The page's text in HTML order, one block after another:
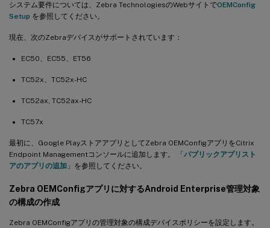
システム要件については、Zebra TechnologiesのWebサイトでOEMConfig
Setup を参照してください。
現在、次のZebraデバイスがサポートされています：
EC50、EC55、ET56
TC52x、TC52x-HC
TC52ax, TC52ax-HC
TC57x
最初に、Google PlayストアアプリとしてZebra OEMConfigアプリをCitrix
Endpoint Managementコンソールに追加します。 「 パブリックアプリスト
アのアプリの追加 」を参照してください。
Zebra OEMConfigアプリに対するAndroid Enterprise管理対象
の構成の作成
Zebra OEMConfigアプリの管理対象の構成デバイスポリシーを設定します。